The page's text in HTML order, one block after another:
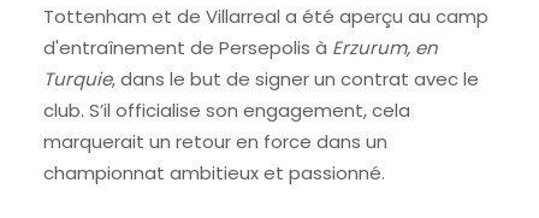
Tottenham et de Villarreal a été aperçu au camp
d'entraînement de Persepolis à Erzurum, en
Turquie, dans le but de signer un contrat avec le
club. S’il officialise son engagement, cela
marquerait un retour en force dans un
championnat ambitieux et passionné.